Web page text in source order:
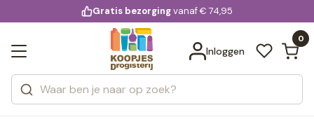
voor 20:00 uur besteld
Gratis bezorgingvanaf € 74,95
Inloggen
0
Zoeken
Categorieën
Merken
Bekijk alle resultaten